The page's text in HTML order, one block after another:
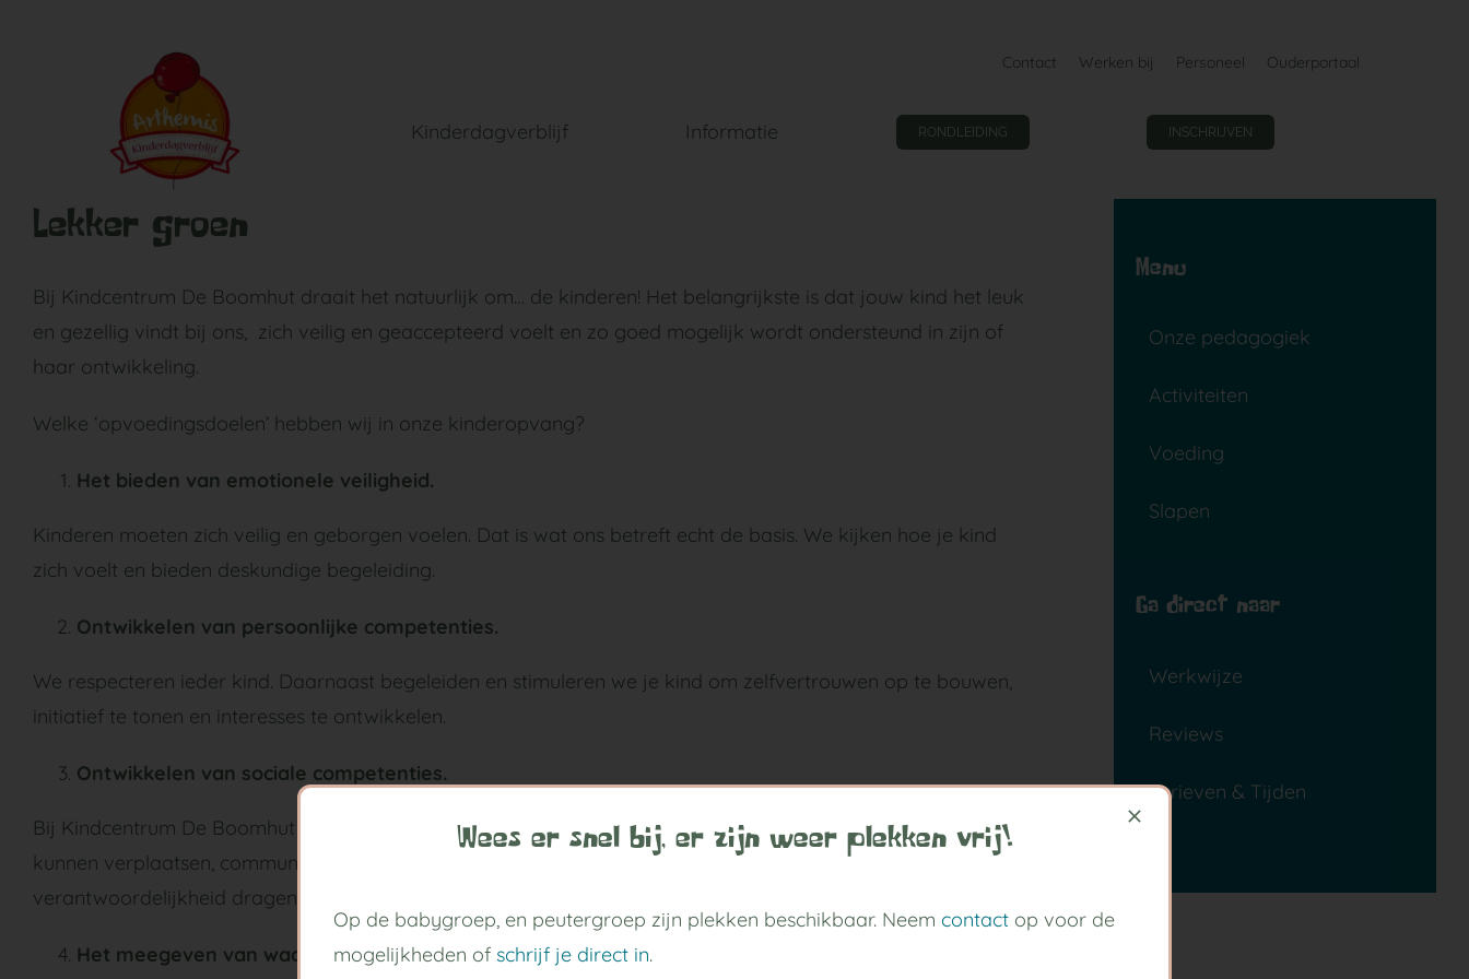
Contact Werken bij Personeel Ouderportaal
Kinderdagverblijf Informatie RONDLEIDING INSCHRIJVEN
Lekker groen
Bij Kindcentrum De Boomhut draait het natuurlijk om… de kinderen! Het belangrijkste is dat jouw kind het leuk
en gezellig vindt bij ons, zich veilig en geaccepteerd voelt en zo goed mogelijk wordt ondersteund in zijn of
haar ontwikkeling.
Welke ‘opvoedingsdoelen’ hebben wij in onze kinderopvang?
Het bieden van emotionele veiligheid.
Kinderen moeten zich veilig en geborgen voelen. Dat is wat ons betreft echt de basis. We kijken hoe je kind
zich voelt en bieden deskundige begeleiding.
Ontwikkelen van persoonlijke competenties.
We respecteren ieder kind. Daarnaast begeleiden en stimuleren we je kind om zelfvertrouwen op te bouwen,
initiatief te tonen en interesses te ontwikkelen.
Ontwikkelen van sociale competenties.
Bij Kindcentrum De Boomhut leert je kind veel op sociaal vlak! Denk bijvoorbeeld aan: zich in een ander
kunnen verplaatsen, communiceren, samenwerken, anderen helpen, conflicten oplossen en
verantwoordelijkheid dragen.
Het meegeven van waarden en normen en cultuur.
Menu
Onze pedagogiek
Activiteiten
Voeding
Slapen
Ga direct naar
Werkwijze
Reviews
Tarieven & Tijden
Wees er snel bij, er zijn weer plekken vrij!
Op de babygroep, en peutergroep zijn plekken beschikbaar. Neem contactop voor de
mogelijkheden of schrijf je direct in.